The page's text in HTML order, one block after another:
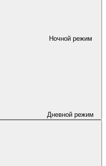
Ночной режим
Дневной режим